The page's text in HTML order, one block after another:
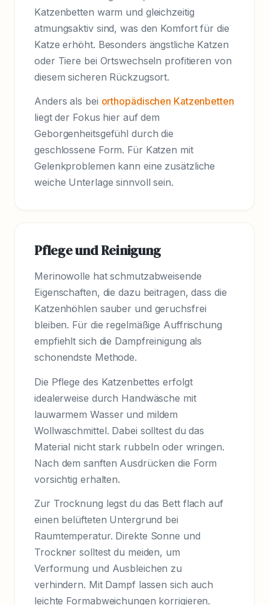
Katzenbetten warm und gleichzeitig
atmungsaktiv sind, was den Komfort für die
Katze erhöht. Besonders ängstliche Katzen
oder Tiere bei Ortswechseln profitieren von
diesem sicheren Rückzugsort.
Anders als bei orthopädischen Katzenbetten
liegt der Fokus hier auf dem
Geborgenheitsgefühl durch die
geschlossene Form. Für Katzen mit
Gelenkproblemen kann eine zusätzliche
weiche Unterlage sinnvoll sein.
Pflege und Reinigung
Merinowolle hat schmutzabweisende
Eigenschaften, die dazu beitragen, dass die
Katzenhöhlen sauber und geruchsfrei
bleiben. Für die regelmäßige Auffrischung
empfiehlt sich die Dampfreinigung als
schonendste Methode.
Die Pflege des Katzenbettes erfolgt
idealerweise durch Handwäsche mit
lauwarmem Wasser und mildem
Wollwaschmittel. Dabei solltest du das
Material nicht stark rubbeln oder wringen.
Nach dem sanften Ausdrücken die Form
vorsichtig erhalten.
Zur Trocknung legst du das Bett flach auf
einen belüfteten Untergrund bei
Raumtemperatur. Direkte Sonne und
Trockner solltest du meiden, um
Verformung und Ausbleichen zu
verhindern. Mit Dampf lassen sich auch
leichte Formabweichungen korrigieren.